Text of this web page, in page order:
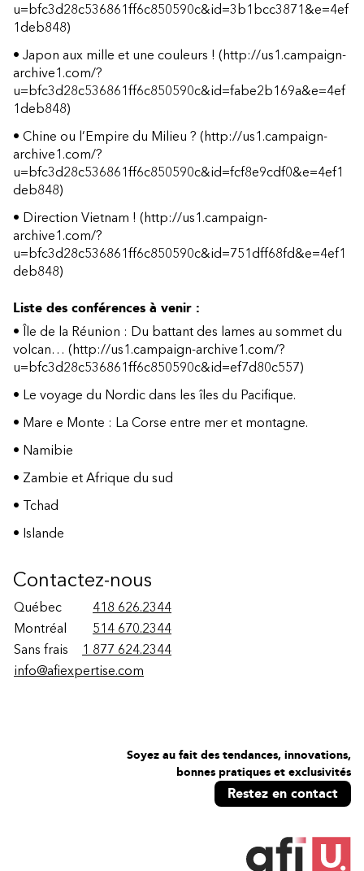
u=bfc3d28c536861ff6c850590c&id=3b1bcc3871&e=4ef
1deb848)
• Japon aux mille et une couleurs ! (http://us1.campaign-
archive1.com/?
u=bfc3d28c536861ff6c850590c&id=fabe2b169a&e=4ef
1deb848)
• Chine ou l’Empire du Milieu ? (http://us1.campaign-
archive1.com/?
u=bfc3d28c536861ff6c850590c&id=fcf8e9cdf0&e=4ef1
deb848)
• Direction Vietnam ! (http://us1.campaign-
archive1.com/?
u=bfc3d28c536861ff6c850590c&id=751dff68fd&e=4ef1
deb848)
Liste des conférences à venir :
• Île de la Réunion : Du battant des lames au sommet du
volcan… (http://us1.campaign-archive1.com/?
u=bfc3d28c536861ff6c850590c&id=ef7d80c557)
• Le voyage du Nordic dans les îles du Pacifique.
• Mare e Monte : La Corse entre mer et montagne.
• Namibie
• Zambie et Afrique du sud
• Tchad
• Islande
Contactez-nous
Québec
418 626.2344
Montréal
514 670.2344
Sans frais
1 877 624.2344
info@afiexpertise.com
Soyez au fait des tendances, innovations,
bonnes pratiques et exclusivités
Restez en contact